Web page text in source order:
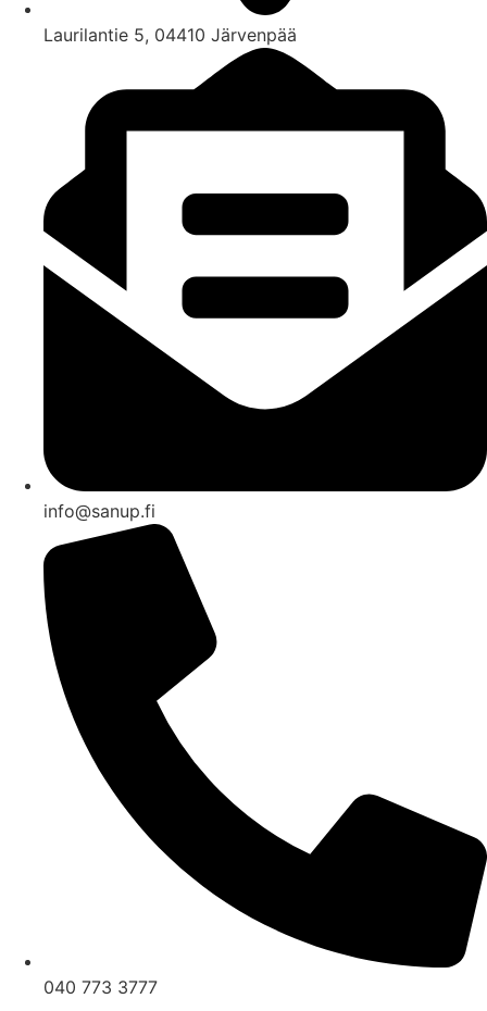
Laurilantie 5, 04410 Järvenpää
info@sanup.fi
040 773 3777